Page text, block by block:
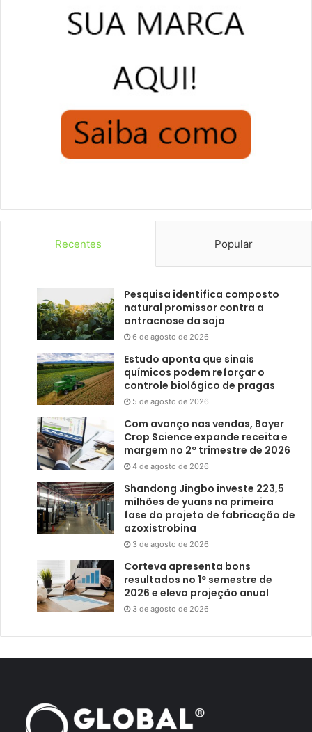
Recentes Popular
Pesquisa identifica composto
natural promissor contra a
antracnose da soja
6 de agosto de 2026
Estudo aponta que sinais
químicos podem reforçar o
controle biológico de pragas
5 de agosto de 2026
Com avanço nas vendas, Bayer
Crop Science expande receita e
margem no 2º trimestre de 2026
4 de agosto de 2026
Shandong Jingbo investe 223,5
milhões de yuans na primeira
fase do projeto de fabricação de
azoxistrobina
3 de agosto de 2026
Corteva apresenta bons
resultados no 1º semestre de
2026 e eleva projeção anual
3 de agosto de 2026